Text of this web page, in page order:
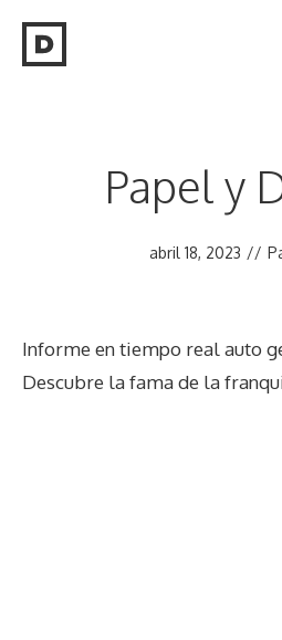
Papel y
abril 18, 2023 //
Informe en tiempo real auto
Descubre la fama de la